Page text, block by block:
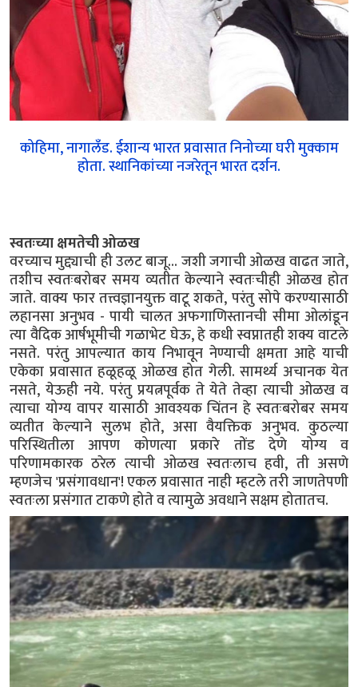
कोहिमा, नागालँड. ईशान्य भारत प्रवासात निनोच्या घरी मुक्काम
होता. स्थानिकांच्या नजरेतून भारत दर्शन.
स्वतःच्या क्षमतेची ओळख
वरच्याच मुद्द्याची ही उलट बाजू... जशी जगाची ओळख वाढत जाते,
तशीच स्वतःबरोबर समय व्यतीत केल्याने स्वतःचीही ओळख होत
जाते. वाक्य फार तत्त्वज्ञानयुक्त वाटू शकते, परंतु सोपे करण्यासाठी
लहानसा अनुभव - पायी चालत अफगाणिस्तानची सीमा ओलांडून
त्या वैदिक आर्षभूमीची गळाभेट घेऊ, हे कधी स्वप्नातही शक्य वाटले
नसते. परंतु आपल्यात काय निभावून नेण्याची क्षमता आहे याची
एकेका प्रवासात हळूहळू ओळख होत गेली. सामर्थ्य अचानक येत
नसते, येऊही नये. परंतु प्रयत्नपूर्वक ते येते तेव्हा त्याची ओळख व
त्याचा योग्य वापर यासाठी आवश्यक चिंतन हे स्वतःबरोबर समय
व्यतीत केल्याने सुलभ होते, असा वैयक्तिक अनुभव. कुठल्या
परिस्थितीला आपण कोणत्या प्रकारे तोंड देणे योग्य व
परिणामकारक ठरेल त्याची ओळख स्वतःलाच हवी, ती असणे
म्हणजेच 'प्रसंगावधान'! एकल प्रवासात नाही म्हटले तरी जाणतेपणी
स्वतःला प्रसंगात टाकणे होते व त्यामुळे अवधाने सक्षम होतातच.